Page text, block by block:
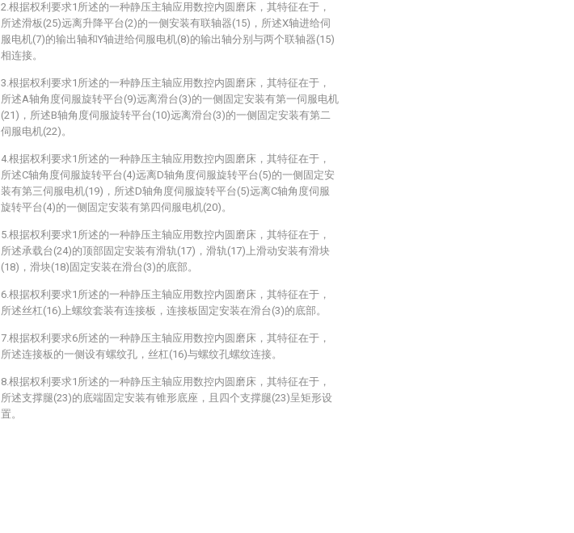
2.根据权利要求1所述的一种静压主轴应用数控内圆磨床，其特征在于，
所述滑板(25)远离升降平台(2)的一侧安装有联轴器(15)，所述X轴进给伺
服电机(7)的输出轴和Y轴进给伺服电机(8)的输出轴分别与两个联轴器(15)
相连接。
3.根据权利要求1所述的一种静压主轴应用数控内圆磨床，其特征在于，
所述A轴角度伺服旋转平台(9)远离滑台(3)的一侧固定安装有第一伺服电机
(21)，所述B轴角度伺服旋转平台(10)远离滑台(3)的一侧固定安装有第二
伺服电机(22)。
4.根据权利要求1所述的一种静压主轴应用数控内圆磨床，其特征在于，
所述C轴角度伺服旋转平台(4)远离D轴角度伺服旋转平台(5)的一侧固定安
装有第三伺服电机(19)，所述D轴角度伺服旋转平台(5)远离C轴角度伺服
旋转平台(4)的一侧固定安装有第四伺服电机(20)。
5.根据权利要求1所述的一种静压主轴应用数控内圆磨床，其特征在于，
所述承载台(24)的顶部固定安装有滑轨(17)，滑轨(17)上滑动安装有滑块
(18)，滑块(18)固定安装在滑台(3)的底部。
6.根据权利要求1所述的一种静压主轴应用数控内圆磨床，其特征在于，
所述丝杠(16)上螺纹套装有连接板，连接板固定安装在滑台(3)的底部。
7.根据权利要求6所述的一种静压主轴应用数控内圆磨床，其特征在于，
所述连接板的一侧设有螺纹孔，丝杠(16)与螺纹孔螺纹连接。
8.根据权利要求1所述的一种静压主轴应用数控内圆磨床，其特征在于，
所述支撑腿(23)的底端固定安装有锥形底座，且四个支撑腿(23)呈矩形设
置。